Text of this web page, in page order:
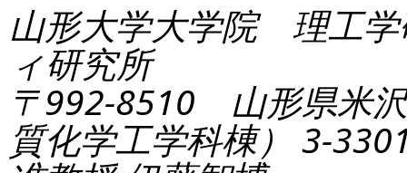
山形大学大学院 理工学
ィ研究所
〒992-8510 山形県米
質化学工学科棟） 3-